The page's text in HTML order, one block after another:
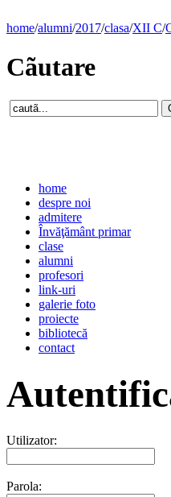
home/alumni/2017/clasa/XII C/
Cãutare
home
despre noi
admitere
Învăţământ primar
clase
alumni
profesori
link-uri
galerie foto
proiecte
bibliotecă
contact
Utilizator:
Parola: